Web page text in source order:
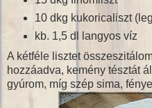
10 dkg kukoricaliszt
kb. 1,5 dl langyos víz
A kétféle lisztet
hozzáadva, kemény tésztát
gyúrom, míg szép sima,